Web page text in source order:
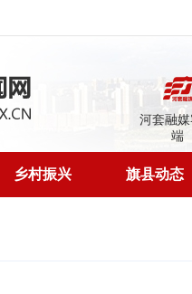
河套融
端
乡村振兴 旗县动态